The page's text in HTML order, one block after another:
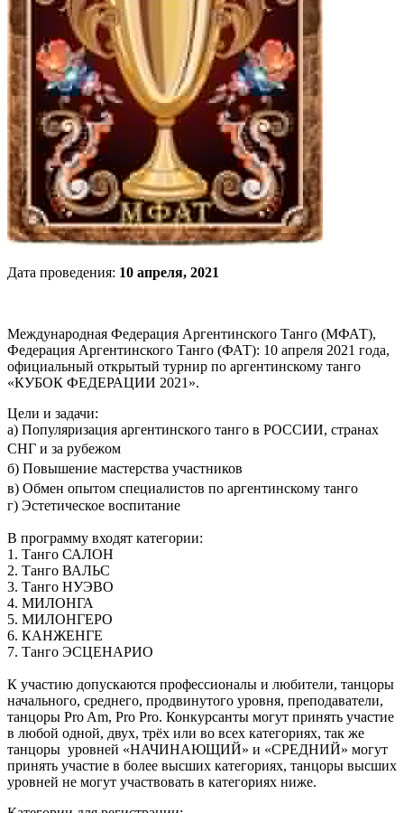
Дата проведения: 10 апреля, 2021
Международная Федерация Аргентинского Танго (МФАТ),
Федерация Аргентинского Танго (ФАТ): 10 апреля 2021 года,
официальный открытый турнир по аргентинскому танго
«КУБОК ФЕДЕРАЦИИ 2021».
Цели и задачи:
a) Популяризация аргентинского танго в РОССИИ, странах
СНГ и за рубежом
б) Повышение мастерства участников
в) Обмен опытом специалистов по аргентинскому танго
г) Эстетическое воспитание
В программу входят категории:
1. Танго САЛОН
2. Танго ВАЛЬС
3. Танго НУЭВО
4. МИЛОНГА
5. МИЛОНГЕРО
6. КАНЖЕНГЕ
7. Танго ЭСЦЕНАРИО
К участию допускаются профессионалы и любители, танцоры
начального, среднего, продвинутого уровня, преподаватели,
танцоры Pro Am, Pro Pro. Конкурсанты могут принять участие
в любой одной, двух, трёх или во всех категориях, так же
танцоры уровней «НАЧИНАЮЩИЙ» и «СРЕДНИЙ» могут
принять участие в более высших категориях, танцоры высших
уровней не могут участвовать в категориях ниже.